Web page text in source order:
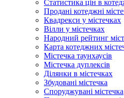
Статистика цін в
Продані котеджні
Квадрекси у містечках
Вілли у містечках
Народний рейтинг
Карта котеджних
Містечка таунхаусів
Містечка дуплексів
Ділянки в містечках
Збудовані містечка
Споруджувані містечка